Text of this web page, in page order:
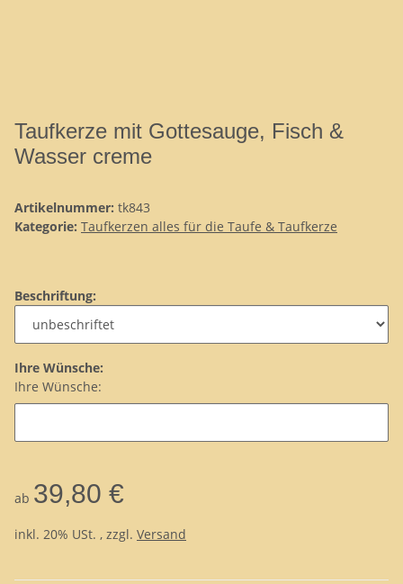
Taufkerze mit Gottesauge, Fisch &
Wasser creme
Artikelnummer: tk843
Kategorie: Taufkerzen alles für die Taufe & Taufkerze
Beschriftung:
Ihre Wünsche:
Ihre Wünsche:
ab 39,80 €
inkl. 20% USt. , zzgl. Versand